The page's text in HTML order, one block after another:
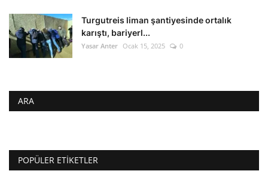
Turgutreis liman şantiyesinde ortalık
karıştı, bariyerl...
Yasar Anter Ocak 15, 2025 0
ARA
POPÜLER ETIKETLER